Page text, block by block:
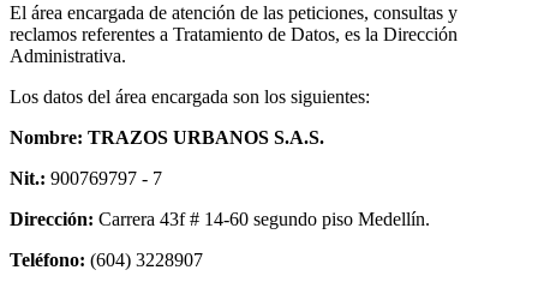
El área encargada de atención de las peticiones, consultas y
reclamos referentes a Tratamiento de Datos, es la Dirección
Administrativa.
Los datos del área encargada son los siguientes:
Nombre: TRAZOS URBANOS S.A.S.
Nit.: 900769797 - 7
Dirección: Carrera 43f # 14-60 segundo piso Medellín.
Teléfono: (604) 3228907